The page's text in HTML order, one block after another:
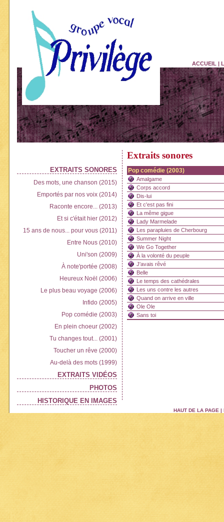
ACCUEIL |
EXTRAITS SONORES
Des mots, une chanson (2015)
Emportés par nos voix (2014)
Raconte encore... (2013)
Et si c'était hier (2012)
15 ans de nous... pour vous (2011)
Entre Nous (2010)
Uni'son (2009)
À note'portée (2008)
Heureux Noël (2006)
Le plus beau voyage (2006)
Infido (2005)
Pop comédie (2003)
En plein choeur (2002)
Tu changes tout... (2001)
Toucher un rêve (2000)
Au-delà des mots (1999)
EXTRAITS VIDÉOS
PHOTOS
HISTORIQUE EN IMAGES
Extraits sonores
Pop comédie (2003)
Amalgame
Corps accord
Dis-lui
Et c'est pas fini
La même gigue
Lady Marmelade
Les parapluies de Cherbourg
Summer Night
We Go Together
À la volonté du peuple
J'avais rêvé
Belle
Le temps des cathédrales
Les uns contre les autres
Quand on arrive en ville
Ole Ole
Sans toi
HAUT DE LA PAGE |